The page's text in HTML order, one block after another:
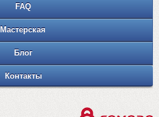
FAQ
Мастерская
Блог
Контакты